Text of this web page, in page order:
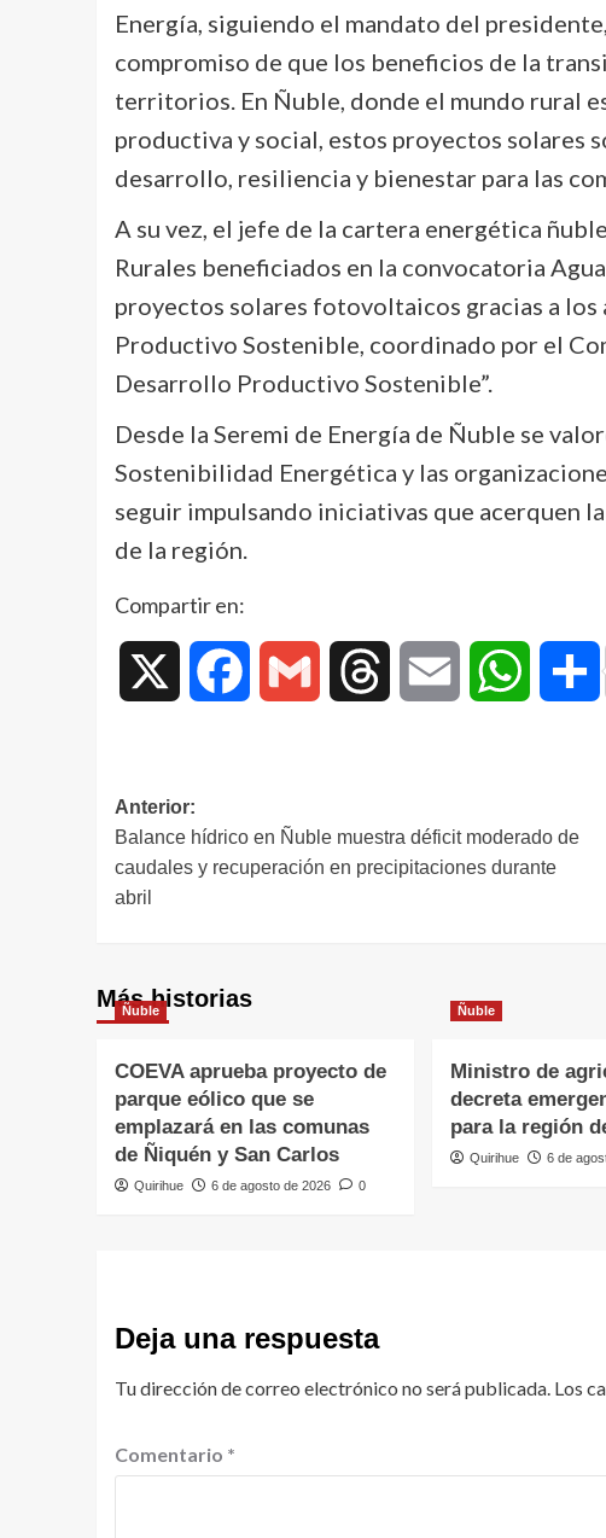
Energía, siguiendo el mandato del
compromiso de que los beneficios de la
territorios. En Ñuble, donde el mundo rural
productiva y social, estos proyectos solares
desarrollo, resiliencia y bienestar para las
A su vez, el jefe de la cartera energética
Rurales beneficiados en la convocatoria
proyectos solares fotovoltaicos gracias a
Productivo Sostenible, coordinado por el
Desarrollo Productivo Sostenible”.
Desde la Seremi de Energía de Ñuble se
Sostenibilidad Energética y las
seguir impulsando iniciativas que acerquen
de la región.
Compartir en:
Facebook Gmail Threads Email WhatsApp
Anterior:
Balance hídrico en Ñuble muestra déficit moderado de
caudales y recuperación en precipitaciones durante
abril
Más historias
Ñuble
COEVA aprueba proyecto de
parque eólico que se
emplazará en las comunas
de Ñiquén y San Carlos
Quirihue 6 de agosto de 2026 0
Ñuble
Ministro de
decreta
para la región
Quirihue 6 de
Deja una respuesta
Tu dirección de correo electrónico no será publicada. Los
Comentario *